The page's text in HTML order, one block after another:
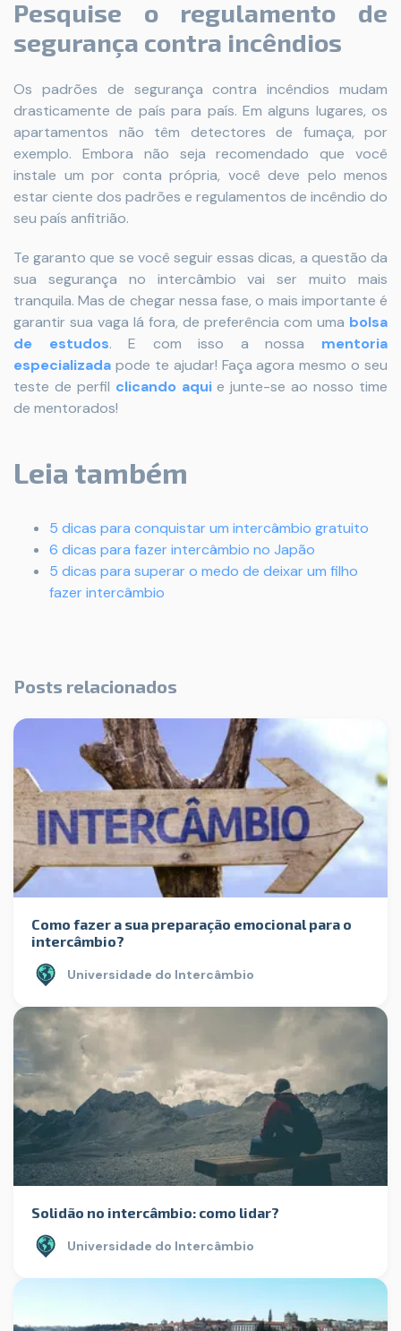
Pesquise o regulamento de
segurança contra incêndios
Os padrões de segurança contra incêndios mudam
drasticamente de país para país. Em alguns lugares, os
apartamentos não têm detectores de fumaça, por
exemplo. Embora não seja recomendado que você
instale um por conta própria, você deve pelo menos
estar ciente dos padrões e regulamentos de incêndio do
seu país anfitrião.
Te garanto que se você seguir essas dicas, a questão da
sua segurança no intercâmbio vai ser muito mais
tranquila. Mas de chegar nessa fase, o mais importante é
garantir sua vaga lá fora, de preferência com uma bolsa
de estudos. E com isso a nossa mentoria
especializada pode te ajudar! Faça agora mesmo o seu
teste de perfil clicando aquie junte-se ao nosso time
de mentorados!
Leia também
5 dicas para conquistar um intercâmbio gratuito
6 dicas para fazer intercâmbio no Japão
5 dicas para superar o medo de deixar um filho
fazer intercâmbio
Posts relacionados
Como fazer a sua preparação emocional para o
intercâmbio?
Universidade do Intercâmbio
Solidão no intercâmbio: como lidar?
Universidade do Intercâmbio